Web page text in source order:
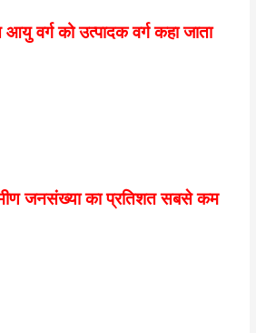
वर्ग को उत्पादक वर्ग कहा जाता
जनसंख्या का प्रतिशत सबसे कम